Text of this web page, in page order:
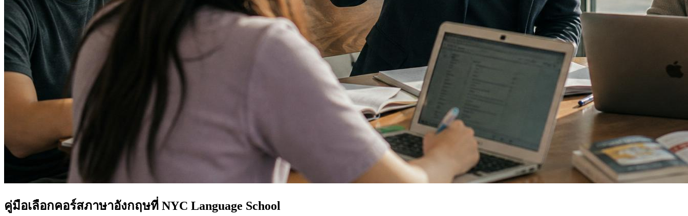
คู่มือเลือกคอร์สภาษาอังกฤษที่ NYC Language School